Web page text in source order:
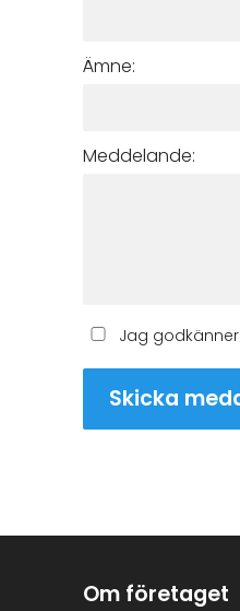
Ämne:
Meddelande:
Jag godkänner
Om företaget